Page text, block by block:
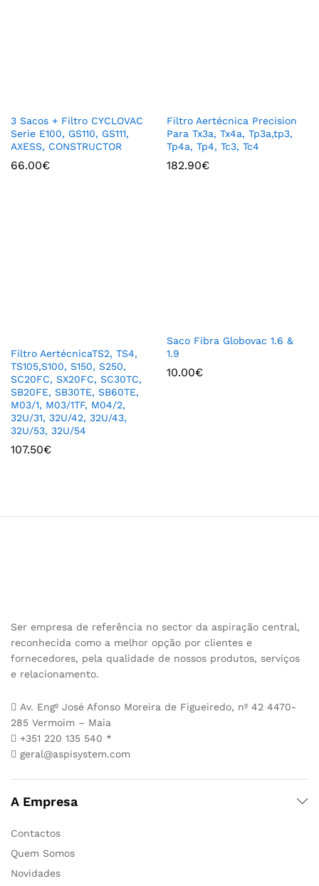
3 Sacos + Filtro CYCLOVAC
Serie E100, GS110, GS111,
AXESS, CONSTRUCTOR
66.00€
Filtro Aertécnica Precision
Para Tx3a, Tx4a, Tp3a,tp3,
Tp4a, Tp4, Tc3, Tc4
182.90€
Filtro AertécnicaTS2, TS4,
TS105,S100, S150, S250,
SC20FC, SX20FC, SC30TC,
SB20FE, SB30TE, SB60TE,
M03/1, M03/1TF, M04/2,
32U/31, 32U/42, 32U/43,
32U/53, 32U/54
107.50€
Saco Fibra Globovac 1.6 &
1.9
10.00€
Ser empresa de referência no sector da aspiração central,
reconhecida como a melhor opção por clientes e
fornecedores, pela qualidade de nossos produtos, serviços
e relacionamento.
Av. Engº José Afonso Moreira de Figueiredo, nº 42 4470-
285 Vermoim – Maia
+351 220 135 540 *
geral@aspisystem.com
A Empresa
Contactos
Quem Somos
Novidades